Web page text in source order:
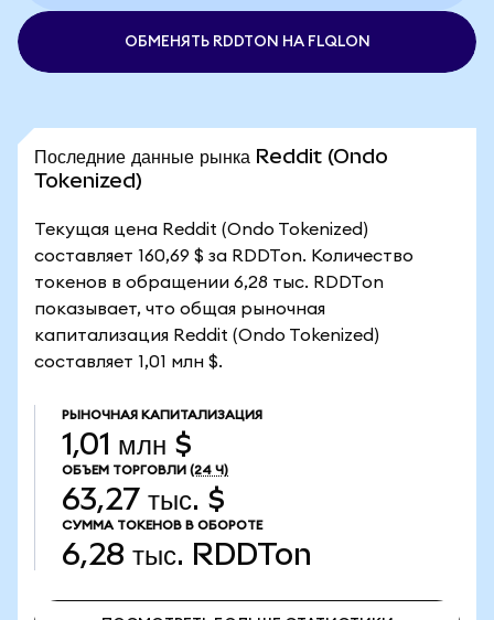
ОБМЕНЯТЬ RDDTON НА FLQLON
Последние данные рынка Reddit (Ondo
Tokenized)
Текущая цена Reddit (Ondo Tokenized)
составляет 160,69 $ за RDDTon. Количество
токенов в обращении 6,28 тыс. RDDTon
показывает, что общая рыночная
капитализация Reddit (Ondo Tokenized)
составляет 1,01 млн $.
РЫНОЧНАЯ КАПИТАЛИЗАЦИЯ
1,01 млн $
ОБЪЕМ ТОРГОВЛИ (24 Ч)
63,27 тыс. $
СУММА ТОКЕНОВ В ОБОРОТЕ
6,28 тыс. RDDTon